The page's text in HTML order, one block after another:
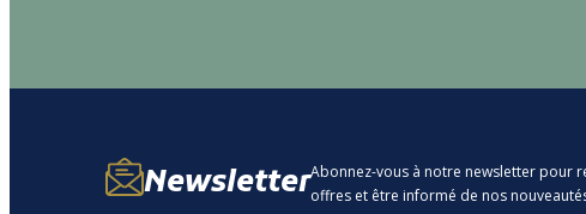
NewsletterAbonnez-vous à notre newsletter pour
offres et être informé de nos